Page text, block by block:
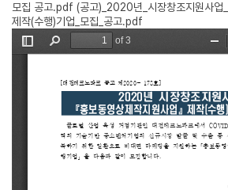
모집 공고.pdf (공고)_2020년_시장창조지원사업_
제작(수행)기업_모집_공고.pdf